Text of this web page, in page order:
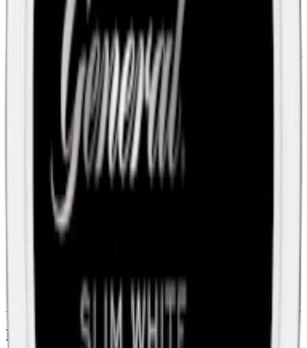
Varje dosa av Skruf Slim Vit Portion innehåller 24 mindre prillor,
med varje prilla vägande 0,69 gram. Tillverkad med en torrare yta,
resulterar detta i mindre rinnighet jämfört med traditionellt brunt
snus. Varje prilla innehåller 10,4 mg nikotin, vilket ger en nikotinhalt
på 1,5%. Skruf Slim Vit Portion finns också i ett starkare utförande:
Skruf No. 26 Original Stark Slim. Se komplett innehållsdeklaration
längre ner på denna sida.
Även känd som Skruf Slim Vit Portion #25, är denna produkt
lämplig för de som föredrar en mindre prilla men inte vill
kompromissa på en standardstark tobakssmak. Totalvikten per dosa
uppgår till 16,6 gram.
Skrufs white portion finns också med fullstora prillor i tre olika
styrkor:
Skruf No. 22 Original White Portion:
prilla (normal)
Skruf No. 23 Stark White Portion:
Skruf No. 24 Extra Stark White Portion:
prilla (extra stark)
Information om varumärket Skruf